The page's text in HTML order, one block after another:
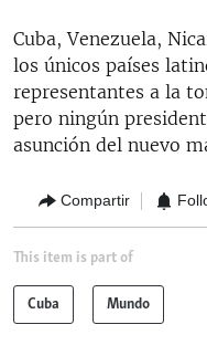
Cuba, Venezuela,
los únicos países
representantes a la
pero ningún
asunción del nuevo
Compartir
This item is part of
Cuba Mundo